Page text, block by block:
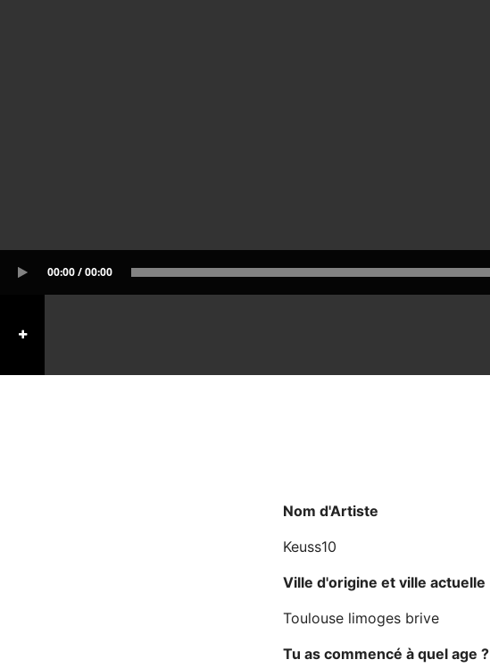
00:00 / 00:00
Nom d'Artiste
Keuss10
Ville d'origine et ville actuelle
Toulouse limoges brive
Tu as commencé à quel age ?